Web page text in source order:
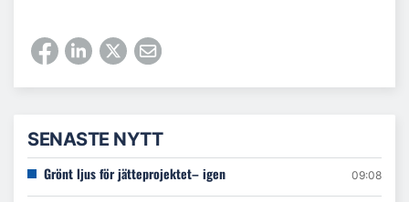
SENASTE NYTT
Grönt ljus för jätteprojektet– igen 09:08